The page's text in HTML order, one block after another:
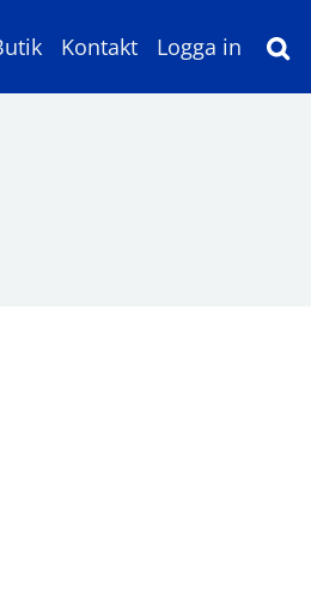
Kontakt Logga in